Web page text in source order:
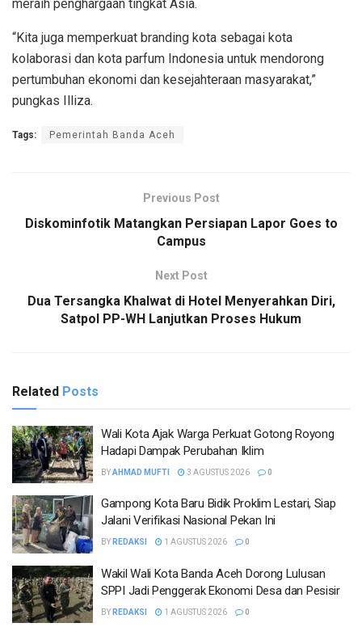
meraih penghargaan tingkat Asia.
“Kita juga memperkuat branding kota sebagai kota
kolaborasi dan kota parfum Indonesia untuk mendorong
pertumbuhan ekonomi dan kesejahteraan masyarakat,”
pungkas Illiza.
Tags: Pemerintah Banda Aceh
Previous Post
Diskominfotik Matangkan Persiapan Lapor Goes to
Campus
Next Post
Dua Tersangka Khalwat di Hotel Menyerahkan Diri,
Satpol PP-WH Lanjutkan Proses Hukum
Related Posts
Wali Kota Ajak Warga Perkuat Gotong Royong
Hadapi Dampak Perubahan Iklim
BYAHMAD MUFTI 3 AGUSTUS 2026 0
Gampong Kota Baru Bidik Proklim Lestari, Siap
Jalani Verifikasi Nasional Pekan Ini
BY REDAKSI 1 AGUSTUS 2026 0
Wakil Wali Kota Banda Aceh Dorong Lulusan
SPPI Jadi Penggerak Ekonomi Desa dan Pesisir
BY REDAKSI 1 AGUSTUS 2026 0